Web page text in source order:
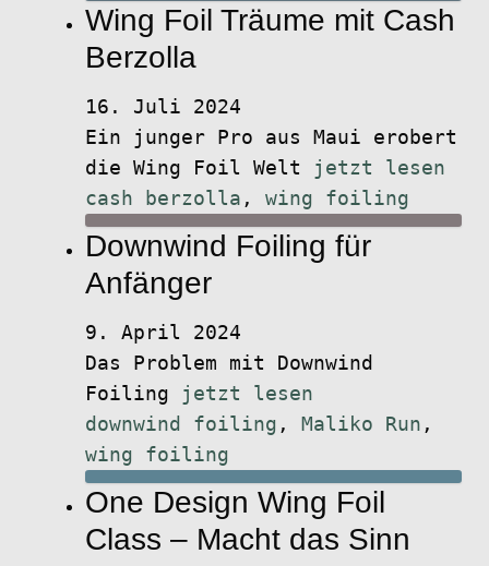
Wing Foil Träume mit Cash
Berzolla
16. Juli 2024
Ein junger Pro aus Maui erobert
die Wing Foil Welt
jetzt lesen
cash berzolla , wing foiling
Downwind Foiling für
Anfänger
9. April 2024
Das Problem mit Downwind
Foiling
jetzt lesen
downwind foiling , Maliko Run ,
wing foiling
One Design Wing Foil
Class – Macht das Sinn